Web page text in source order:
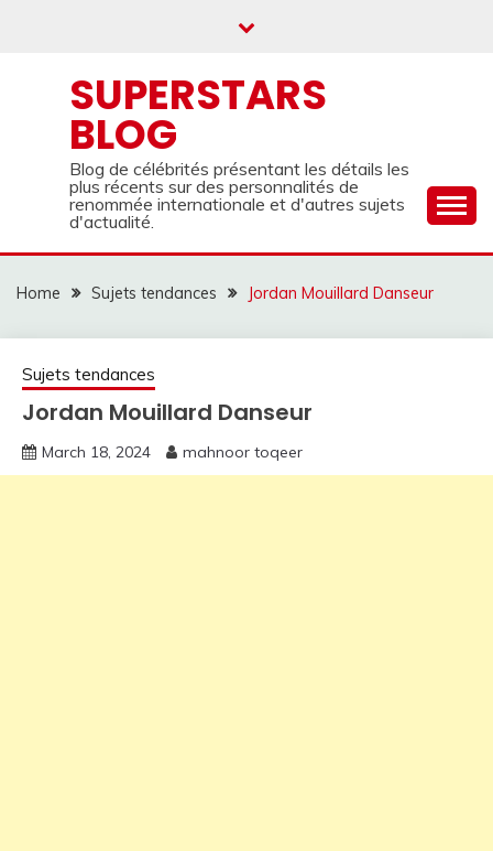
SUPERSTARS
BLOG
Blog de célébrités présentant les détails les
plus récents sur des personnalités de
renommée internationale et d'autres sujets
d'actualité.
Home Sujets tendances Jordan Mouillard Danseur
Sujets tendances
Jordan Mouillard Danseur
March 18, 2024 mahnoor toqeer